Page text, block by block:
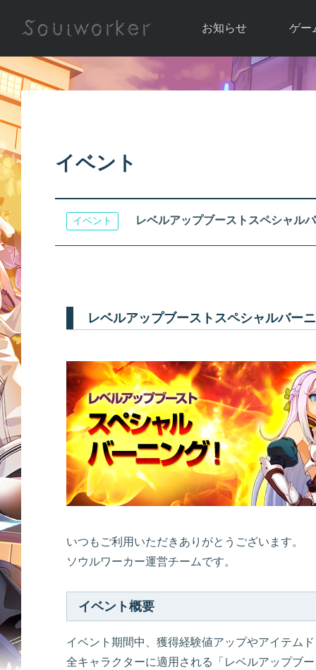
お知らせ
お知らせ一覧
ゲー
ソウ
アップ
イベント
イベント レベルアップブーストスペシャル
レベルアップブーストスペシャルバー
いつもご利用いただきありがとうございます。
ソウルワーカー運営チームです。
イベント概要
イベント期間中、獲得経験値アップやアイテム
全キャラクターに適用される「レベルアップブ